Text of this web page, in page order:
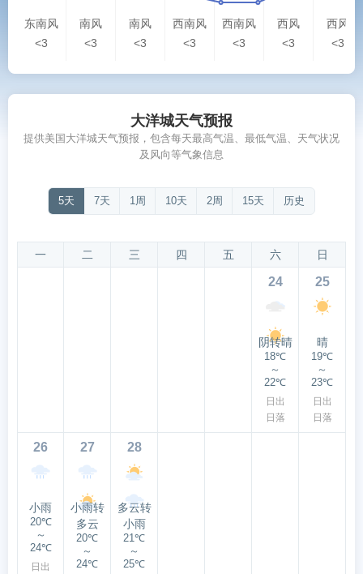
东南风
<3
南风
<3
南风
<3
西南风
<3
西南风
<3
西风
<3
西风
<3
大洋城天气预报
提供美国大洋城天气预报，包含每天最高气温、最低气温、天气状况
及风向等气象信息
5天 7天 1周 10天 2周 15天 历史
一 二 三 四 五 六 日
24
阴转晴
18℃
～
22℃
日出
日落
25
晴
19℃
～
23℃
日出
日落
26
小雨
20℃
～
24℃
日出
27
小雨转
多云
20℃
～
24℃
28
多云转
小雨
21℃
～
25℃